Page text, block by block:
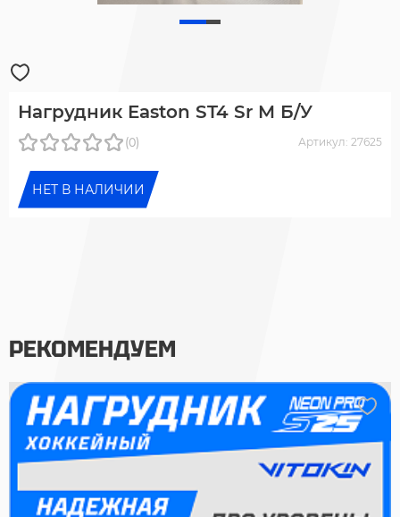
Нагрудник Easton ST4 Sr M Б/У
(0) Артикул: 27625
НЕТ В НАЛИЧИИ
РЕКОМЕНДУЕМ